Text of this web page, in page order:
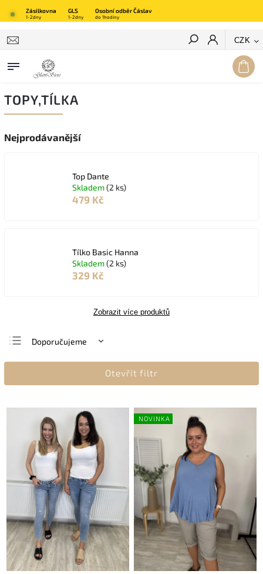
Zásilkovna GLS Osobní odběr Čáslav
1-2dny 1-2dny do 1hodiny
CZK
Hledat
TOPY,TÍLKA
Nejprodávanější
Top Dante
Skladem(2 ks)
479 Kč
Tílko Basic Hanna
Skladem(2 ks)
329 Kč
Zobrazit více produktů
Doporučujeme
Nejlevnější
Abecedně
Otevřít filtr
NOVINKA